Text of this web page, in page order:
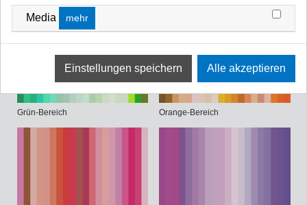
Grün-Bereich Orange-Bereich
Media mehr